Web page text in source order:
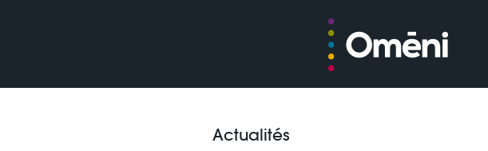
Actualités